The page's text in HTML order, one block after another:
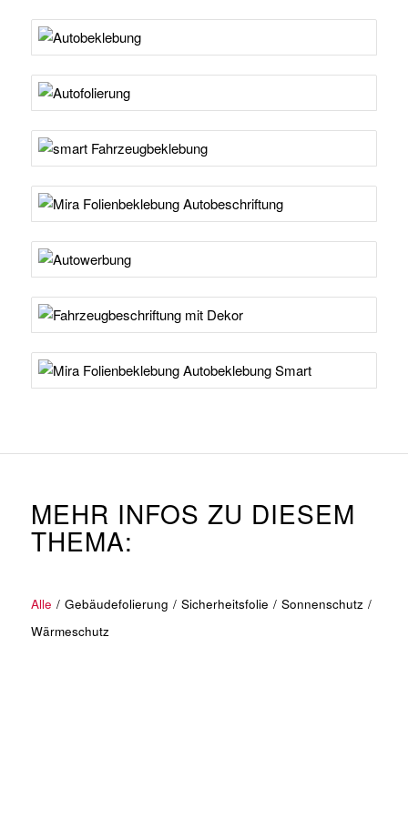
MEHR INFOS ZU DIESEM
THEMA:
Alle / Gebäudefolierung / Sicherheitsfolie / Sonnenschutz /
Wärmeschutz